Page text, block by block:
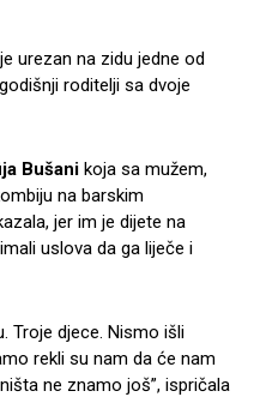
urezan na zidu jedne od
roditelji sa dvoje
Bušani koja sa mužem,
na barskim
jer im je dijete na
uslova da ga liječe i
Troje djece. Nismo išli
rekli su nam da će nam
ne znamo još”, ispričala